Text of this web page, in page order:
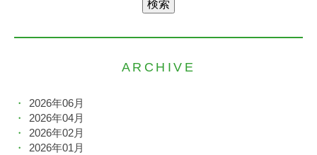
ARCHIVE
2026年06月
2026年04月
2026年02月
2026年01月